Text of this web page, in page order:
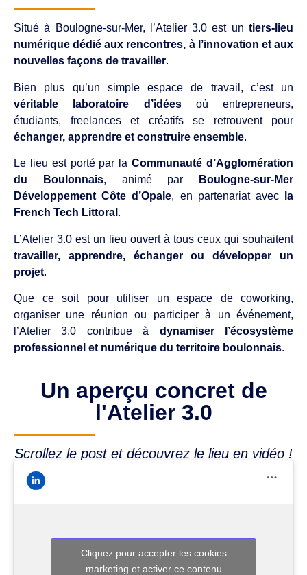
Situé à Boulogne-sur-Mer, l’Atelier 3.0 est un tiers-lieu
numérique dédié aux rencontres, à l’innovation et aux
nouvelles façons de travailler.
Bien plus qu’un simple espace de travail, c’est un
véritable laboratoire d’idéesoù entrepreneurs,
étudiants, freelances et créatifs se retrouvent pour
échanger, apprendre et construire ensemble.
Le lieu est porté par laCommunauté d’Agglomération
du Boulonnais, animé par
Boulogne-sur-Mer
Développement Côte d’Opale, en partenariat avec
la
French Tech Littoral .
L’Atelier 3.0 est un lieu ouvert à tous ceux qui souhaitent
travailler, apprendre, échanger ou développer un
projet.
Que ce soit pour utiliser un espace de coworking,
organiser une réunion ou participer à un événement,
l’Atelier 3.0 contribue à dynamiser l’écosystème
professionnel et numérique du territoire boulonnais.
Un aperçu concret de
l'Atelier 3.0
Scrollez le post et découvrez le lieu en vidéo !
Cliquez pour accepter les cookies
marketing et activer ce contenu